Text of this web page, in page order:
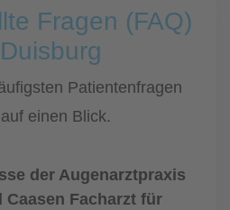
Fragen (FAQ)
Patientenfragen
einen Blick.
der Augenarztpraxis
Caasen Facharzt für